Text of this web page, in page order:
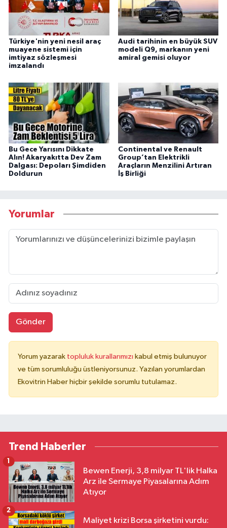
Türkiye'nin yeni nesil araç
muayene sistemi için
imtiyaz sözleşmesi
imzalandı
Audi tarihinin en büyük SUV
modeli Q9, markanın yeni
amiral gemisi oluyor
Bu Gece Yarısını Dikkate
Alın! Akaryakıtta Dev Zam
Dalgası: Depoları Şimdiden
Doldurun
Continental ve Renault
Group’tan Elektrikli
Araçların Menzilini Artıran
İş Birliği
Yorumlar
Gönder
Yorum yazarak topluluk kurallarımızı kabul etmiş bulunuyor
ve tüm sorumluluğu üstleniyorsunuz. Yazılan yorumlardan
Ekovitrin Haber hiçbir şekilde sorumlu tutulamaz.
Trend Haberler
Bewen Enerji, 3,8 milyar TL'lik Halka
Arz ile Sermaye Piyasalarına Adım
Atıyor
1
Maliyet krizi Borsa şirketini vurdu:
2